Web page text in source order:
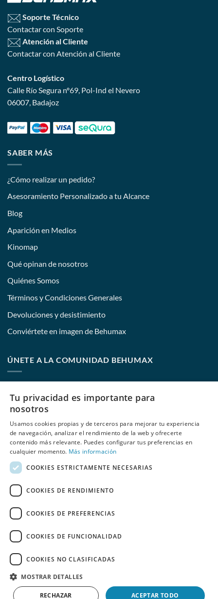
Soporte Técnico
Contactar con Soporte
Atención al Cliente
Contactar con Atención al Cliente
Centro Logístico
Calle Río Segura nº69, Pol-Ind el Nevero
06007, Badajoz
SABER MÁS
¿Cómo realizar un pedido?
Asesoramiento Personalizado a tu Alcance
Blog
Aparición en Medios
Kinomap
Qué opinan de nosotros
Quiénes Somos
Términos y Condiciones Generales
Devoluciones y desistimiento
Conviértete en imagen de Behumax
ÚNETE A LA COMUNIDAD BEHUMAX
E-mail:
He leído y acepto las políticas de privacidadde Behumax
REBAJAS ELITE FIT FITNESS
Copyright 2026 ©
Tu privacidad es importante para
nosotros
Usamos cookies propias y de terceros para mejorar tu experiencia
de navegación, analizar el rendimiento de la web y ofrecerte
contenido más relevante. Puedes configurar tus preferencias en
cualquier momento. Más información
COOKIES ESTRICTAMENTE NECESARIAS
COOKIES DE RENDIMIENTO
COOKIES DE PREFERENCIAS
COOKIES DE FUNCIONALIDAD
COOKIES NO CLASIFICADAS
MOSTRAR DETALLES
ACEPTAR TODO
RECHAZAR